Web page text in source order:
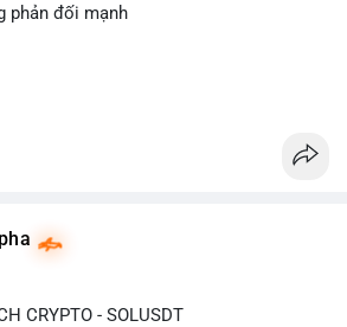
đến sàn tập trung.
tư nhỏ lẻ:
Tránh hành động theo cảm xúc, ưu
số BTC này.
phản đối mạnh
CRYPTO - SOLUSDT